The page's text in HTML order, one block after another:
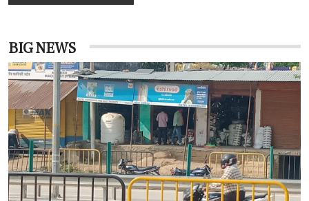
BIG NEWS